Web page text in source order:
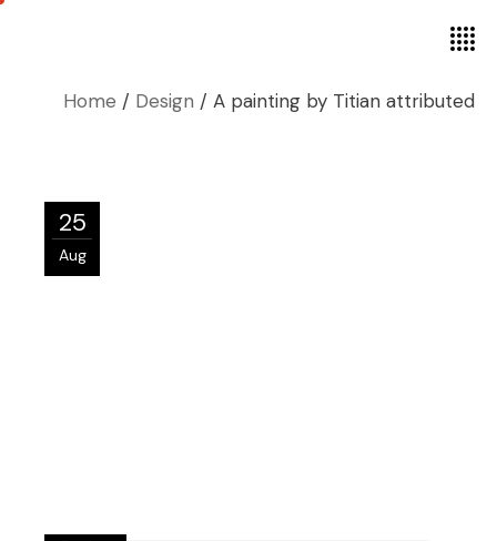
Home Design A painting by Titian attributed
25
Aug